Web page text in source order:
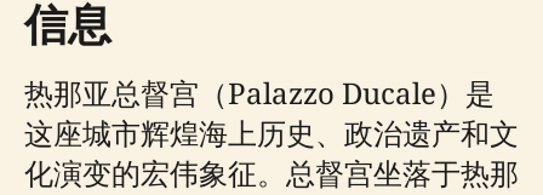
信息
热那亚总督宫（Palazzo Ducale）是
这座城市辉煌海上历史、政治遗产和文
化演变的宏伟象征。总督宫坐落于热那